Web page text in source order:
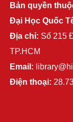
Bản quyền
Đại Học Quốc
Địa chỉ: Số 215
TP.HCM
Email:
Điện thoại: